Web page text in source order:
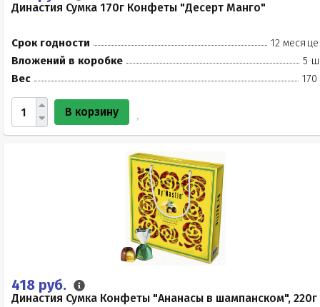
Династия Сумка 170г Конфеты "Десерт Манго"
Срок годности
12
Вложений в коробке
5
Вес
170
В корзину
418 руб.
Династия Сумка Конфеты "Ананасы в шампанском", 220г